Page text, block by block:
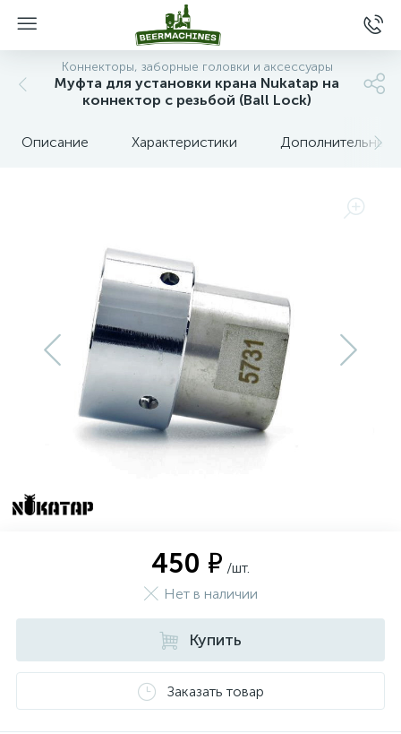
Коннекторы, заборные головки и аксессуары
Муфта для установки крана Nukatap на
коннектор с резьбой (Ball Lock)
Описание Характеристики Дополнительные
450 ₽ /шт.
Нет в наличии
Купить
Заказать товар